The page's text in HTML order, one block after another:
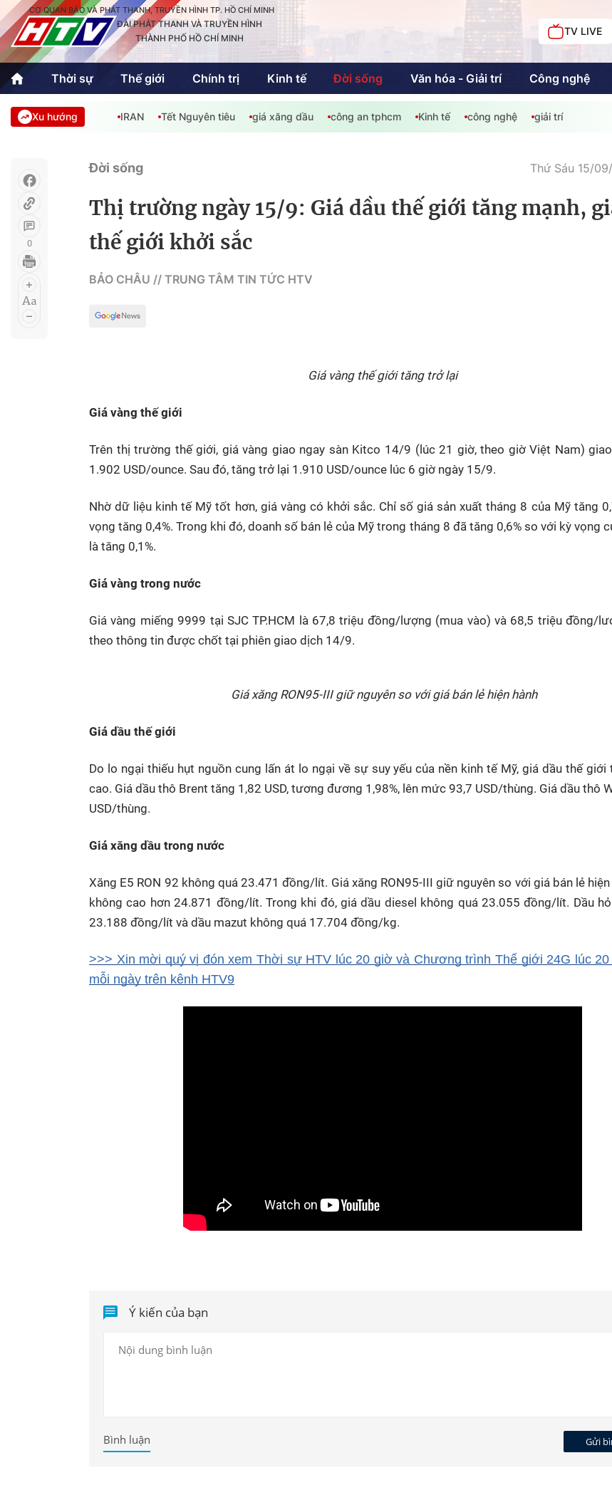
CƠ QUAN BÁO VÀ PHÁT THANH, TRUYỀN HÌNH TP. HỒ CHÍ MINH
ĐÀI PHÁT THANH VÀ TRUYỀN HÌNH
THÀNH PHỐ HỒ CHÍ MINH
TV LIVE
Thời sự Thế giới Chính trị Kinh tế Đời sống Văn hóa - Giải trí Công nghệ
Thời sự
Thể thao
Quốc tế
Văn hóa - Giải trí
Giáo dục Kinh tế
An Sinh
Công nghệ Phóng sự
Mái ấm gia đình
Việt
Các show khác
Các chương trình
Phim tài liệu
lòng
Xu hướng IRAN Tết Nguyên tiêu giá xăng dầu công an tphcm Kinh tế công nghệ giải trí
0
Đời sống Thứ Sáu 15/
Thị trường ngày 15/9: Giá dầu thế giới tăng mạnh,
thế giới khởi sắc
BẢO CHÂU // TRUNG TÂM TIN TỨC HTV
Giá vàng thế giới tăng trở lại
Giá vàng thế giới
Trên thị trường thế giới, giá vàng giao ngay sàn Kitco 14/9 (lúc 21 giờ, theo giờ Việt Nam)
1.902 USD/ounce. Sau đó, tăng trở lại 1.910 USD/ounce lúc 6 giờ ngày 15/9.
Nhờ dữ liệu kinh tế Mỹ tốt hơn, giá vàng có khởi sắc. Chỉ số giá sản xuất tháng 8 của Mỹ tăng
vọng tăng 0,4%. Trong khi đó, doanh số bán lẻ của Mỹ trong tháng 8 đã tăng 0,6% so với kỳ vọng
là tăng 0,1%.
Giá vàng trong nước
Giá vàng miếng 9999 tại SJC TP.HCM là 67,8 triệu đồng/lượng (mua vào) và 68,5 triệu đồng/
theo thông tin được chốt tại phiên giao dịch 14/9.
Giá xăng RON95-III giữ nguyên so với giá bán lẻ hiện hành
Giá dầu thế giới
Do lo ngại thiếu hụt nguồn cung lấn át lo ngại về sự suy yếu của nền kinh tế Mỹ, giá dầu thế
cao. Giá dầu thô Brent tăng 1,82 USD, tương đương 1,98%, lên mức 93,7 USD/thùng. Giá dầu thô
USD/thùng.
Giá xăng dầu trong nước
Xăng E5 RON 92 không quá 23.471 đồng/lít. Giá xăng RON95-III giữ nguyên so với giá bán lẻ
không cao hơn 24.871 đồng/lít. Trong khi đó, giá dầu diesel không quá 23.055 đồng/lít. Dầu
23.188 đồng/lít và dầu mazut không quá 17.704 đồng/kg.
>>> Xin mời quý vị đón xem Thời sự HTV lúc 20 giờ và Chương trình Thế giới 24G lúc
mỗi ngày trên kênh HTV9
Ý kiến của bạn
Gửi
Bình luận